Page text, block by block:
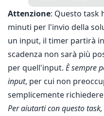
Attenzione: Questo task
minuti per l'invio della
un input, il timer partirà
scadenza non sarà più
per quell'input. È sempre
input, per cui non
semplicemente
Per aiutarti con questo